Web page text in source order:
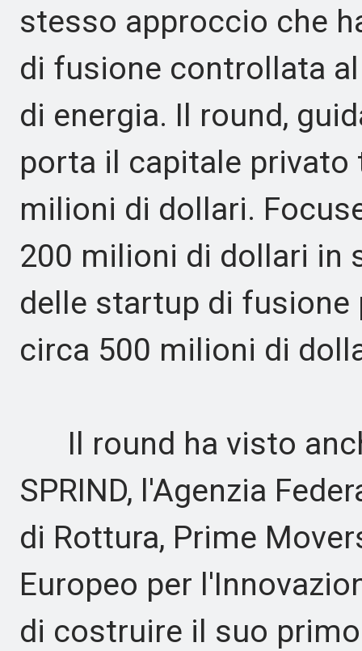
stesso approccio che
di fusione controllata
di energia. Il round,
porta il capitale privato
milioni di dollari.
200 milioni di dollari in
delle startup di fusione
circa 500 milioni di
Il round ha visto
SPRIND, l'Agenzia
di Rottura, Prime
Europeo per
di costruire il suo